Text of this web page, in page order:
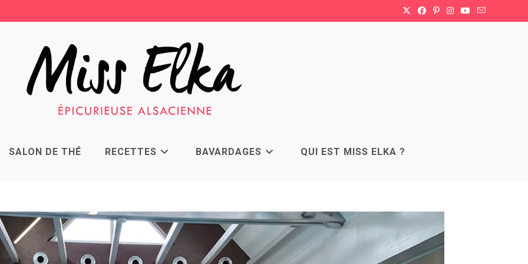
SALON DE THÉ RECETTES BAVARDAGES QUI EST MISS ELKA ?